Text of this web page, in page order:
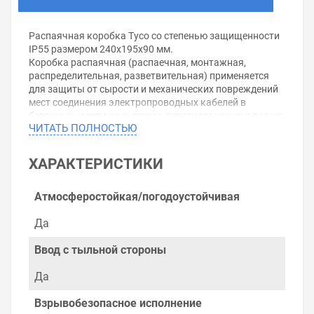
Распаячная коробка Tyco со степенью защищенности
IP55 размером 240х195х90 мм.
Коробка распаячная (распаечная, монтажная,
распределительная, разветвительная) применяется
для защиты от сырости и механических повреждений
мест соединения электропроводных кабелей в
бетонных, кирпичных стенах, гипсокартонных и полых
стен, а также служит для их декоративного
коробки непосредственно входят корпус и крышка,
которая крепится на защелках или саморезах для
осмотра и ревизии.
открытой и скрытой установки.Для наружной
крепится к поверхности саморезами, шурупами и
коробок от IP20 до IP55. Коробка распаячная
металла.
ЧИТАТЬ ПОЛНОСТЬЮ
ХАРАКТЕРИСТИКИ
Атмосферостойкая/погодоустойчивая
Да
Ввод с тыльной стороны
Да
Взрывобезопасное исполнение